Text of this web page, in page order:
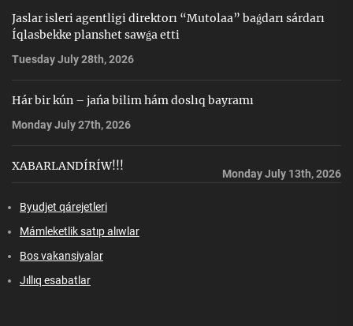
Jaslar isleri agentligi direktorı “Mutolaa” baǵdarı sárdarı
Íqlasbekke planshet sawǵa etti
Tuesday July 28th, 2026
Hár bir kún – jańa bilim hám doslıq bayramı
Monday July 27th, 2026
XABARLANDÍRÍW!!!
Monday July 13th, 2026
Byudjet qárejetleri
Mámleketlik satıp alıwlar
Bos vakansiyalar
Jıllıq esabatlar